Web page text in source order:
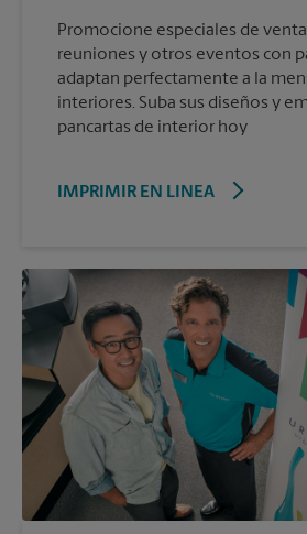
Promocione especiales de
reuniones y otros eventos con
adaptan perfectamente a la
interiores. Suba sus diseños y
pancartas de interior hoy
IMPRIMIR EN LINEA